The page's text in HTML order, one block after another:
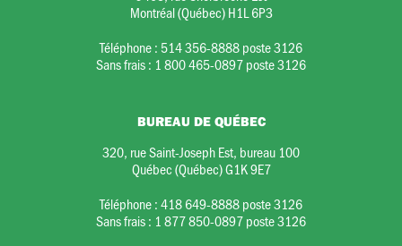
Montréal (Québec) H1L 6P3
Téléphone : 514 356-8888 poste 3126
Sans frais : 1 800 465-0897 poste 3126
BUREAU DE QUÉBEC
320, rue Saint-Joseph Est, bureau 100
Québec (Québec) G1K 9E7
Téléphone :418 649-8888 poste 3126
Sans frais : 1 877 850-0897 poste 3126